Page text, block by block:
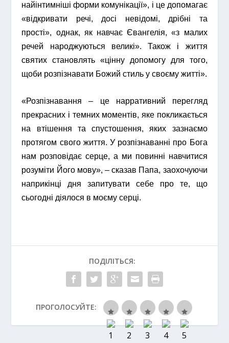
найінтимніші форми комунікації», і це допомагає
«відкривати речі, досі невідомі, дрібні та
прості», однак, як навчає Євангелія, «з малих
речей народжуються великі». Також і життя
святих становлять «цінну допомогу для того,
щоби розпізнавати Божий стиль у своєму житті».
«Розпізнавання – це нарративний перегляд
прекрасних і темних моментів, яке покликається
на втішення та спустошення, яких зазнаємо
протягом свого життя. У розпізнаванні про Бога
нам розповідає серце, а ми повинні навчитися
розуміти Його мову», – сказав Папа, заохочуючи
наприкінці дня запитувати себе про те, що
сьогодні діялося в моєму серці.
ПОДІЛІТЬСЯ:
ПРОГОЛОСУЙТЕ: